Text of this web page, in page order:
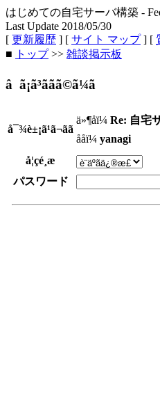
はじめての自宅サーバ構築 -
Last Update 2018/05/30
[ 更新履歴 ] [ サイト マップ] [
■
トップ>> 雑談掲示板
â ã¡ã³ããã©ã¼ã
å¯¾è±¡ã¹ã¬ãã
ä»¶åï¼ Re: 自宅
ååï¼ yanagi
å¦çé¸æ
パスワード